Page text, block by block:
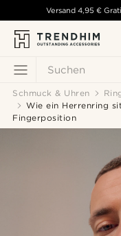
Suchen
Versand 4,95 €
Schmuck & Uhren
Wie ein Herrenring
Fingerposition